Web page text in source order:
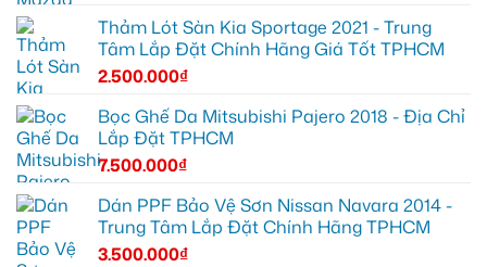
Thảm Lót Sàn Kia Sportage 2021 - Trung
Tâm Lắp Đặt Chính Hãng Giá Tốt TPHCM
2.500.000₫
Bọc Ghế Da Mitsubishi Pajero 2018 - Địa Chỉ
Lắp Đặt TPHCM
7.500.000₫
Dán PPF Bảo Vệ Sơn Nissan Navara 2014 -
Trung Tâm Lắp Đặt Chính Hãng TPHCM
3.500.000₫